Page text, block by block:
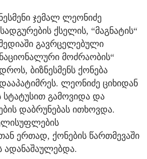
ჯემალ ლეონიძე
ქსელის, “მაგნატის“
გავრცელებული
მოძრაობის“
ბიზნესმენს ქონება
ლეონიძე ციხიდან
გამოვიდა და
დაბრუნებას ითხოვდა.
ერთად, ქონების წართმევაში
ადანაშაულებდა.